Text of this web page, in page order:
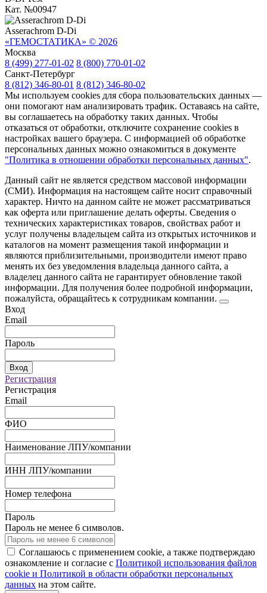
Кат. №00947
Asserachrom D-Di
«ГЕМОСТАТИКА» © 2026
Москва
8 (499) 277-01-02 8 (800) 770-01-02
Санкт-Петербург
8 (812) 346-80-01 8 (812) 346-80-02
Мы используем cookies для сбора пользовательских данных —
они помогают нам анализировать трафик. Оставаясь на сайте,
вы соглашаетесь на обработку таких данных. Чтобы
отказаться от обработки, отключите сохранение cookies в
настройках вашего браузера. С информацией об обработке
персональных данных можно ознакомиться в документе
"Политика в отношении обработки персональных данных".
Данный сайт не является средством массовой информации
(СМИ). Информация на настоящем сайте носит справочный
характер. Ничто на данном сайте не может рассматриваться
как оферта или приглашение делать оферты. Сведения о
технических характеристиках товаров, свойствах работ и
услуг получены владельцем сайта из открытых источников и
каталогов на момент размещения такой информации и
являются приблизительными, производители имеют право
менять их без уведомления владельца данного сайта, а
владелец данного сайта не гарантирует обновление такой
информации. Для получения более подробной информации,
пожалуйста, обращайтесь к сотрудникам компании.
Вход
Email
Пароль
Вход
Регистрация
Регистрация
Email
ФИО
Наименование ЛПУ/компании
ИНН ЛПУ/компании
Номер телефона
Пароль
Пароль не менее 6 символов.
Соглашаюсь с применением cookie, а также подтверждаю
ознакомление и согласие с Политикой использования файлов
сookie и Политикой в области обработки персональных
данных на этом сайте.